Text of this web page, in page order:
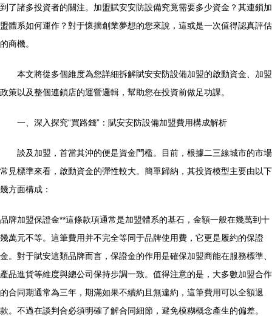
到了諸多投資者的關注。加盟賦安安防設備究竟需要多少資金？其連鎖加
盟體系如何運作？對于懷揣創業夢想的您來說，這或是一次值得認真評估
的商機。
本文將從多個維度為您詳細拆解賦安安防設備加盟的啟動資金、加盟
政策以及整個連鎖店的運營邏輯，幫助您在投資前做足功課。
一、深入探究“買路錢”：賦安安防設備加盟費用構成解析
談及加盟，首當其沖的便是資金門檻。目前，根據二三線城市的市場
常見標準來看，啟動資金的彈性較大。簡單歸納，其投資模型主要由以下
幾方面構成：
品牌加盟保證金**這條款項通常是加盟體系的基石，金額一般在幾萬到十
幾萬元不等。這筆費用并不完全等同于品牌使用費，它更是履約的保證
金。對于賦安這類品牌而言，保證金的作用是確保加盟商能在服務標準、
產品進貨等維度與總公司保持步調一致。值得注意的是，大多數加盟合作
的合同期通常為三年，期滿如果不續約且無違約，這筆費用可以全額退
款。不過在談判合必須明確了解合同細節，避免模糊概念產生的偏差。